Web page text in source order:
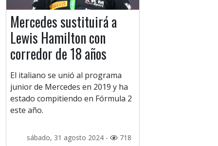
Mercedes sustituirá a
Lewis Hamilton con
corredor de 18 años
El italiano se unió al programa
junior de Mercedes en 2019 y ha
estado compitiendo en Fórmula 2
este año.
sábado, 31 agosto 2024 - 718